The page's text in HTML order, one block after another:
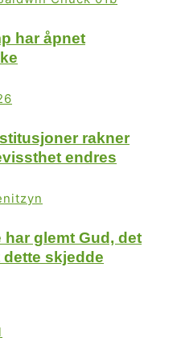
har åpnet
rakner
endres
har glemt Gud, det
skjedde